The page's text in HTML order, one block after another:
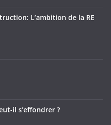
L’ambition de la RE
il s’effondrer ?